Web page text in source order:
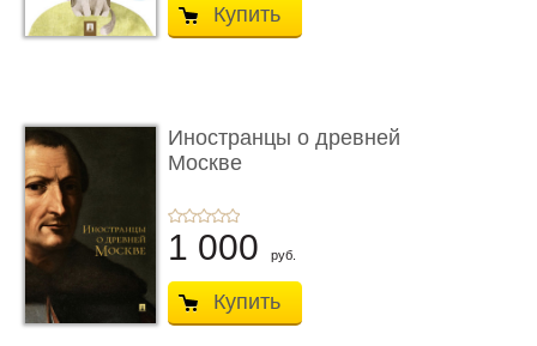
Купить
Иностранцы о древней
Москве
1 000 руб.
Купить